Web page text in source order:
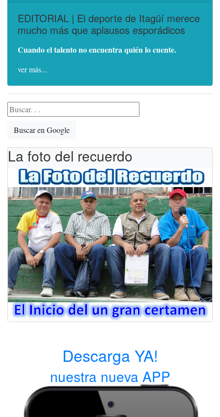
EDITORIAL | El deporte de Itagüí merece
mucho más que aplausos esporádicos
Cuando el talento no encuentra quién lo cuente.
ver más...
Buscar en Google
La foto del recuerdo
Descarga YA!
nuestra nueva APP